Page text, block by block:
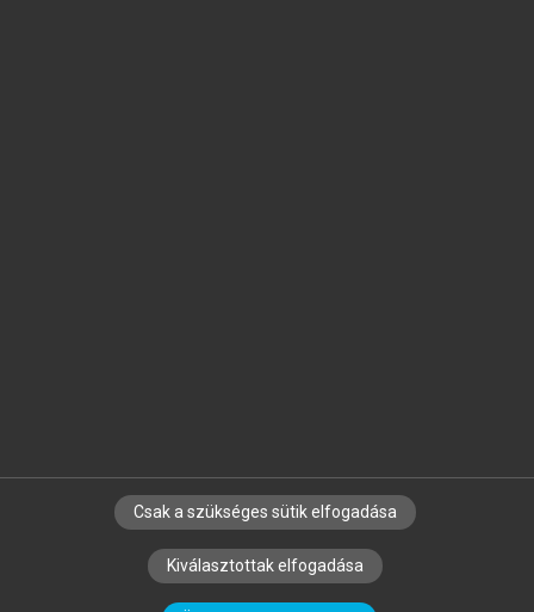
SZERZŐKNEK CÉGEKNEK KÖNYVTÁROSOKNAK
SZERKESZTÉSI ÉS LEKTORÁLÁSI ALAPELVEK
Csak a szükséges sütik elfogadása
Kiválasztottak elfogadása